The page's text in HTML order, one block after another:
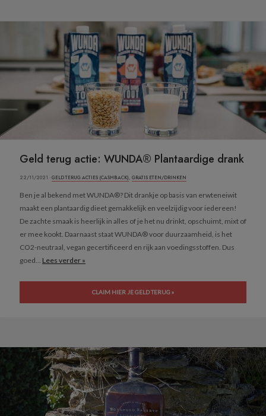
Geld terug actie: WUNDA® Plantaardige drank
22/11/2021 ·GELD TERUG ACTIES (CASHBACK), GRATIS ETEN/DRINKEN
Ben je al bekend met WUNDA®? Dit drankje op basis van erwteneiwit
maakt een plantaardig dieet gemakkelijk en veelzijdig voor iedereen!
De zachte smaak is heerlijk in alles of je het nu drinkt, opschuimt, mixt of
er mee kookt. Daarnaast staat WUNDA® voor duurzaamheid, is het
CO2-neutraal, vegan gecertificeerd en rijk aan voedingsstoffen. Dus
goed... Lees verder »
CLAIM HIER JE GELD TERUG »